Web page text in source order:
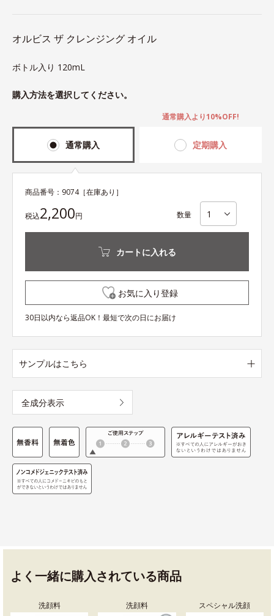
オルビス ザ クレンジング オイル
ボトル入り 120mL
購入方法を選択してください。
通常購入 定期購入
通常購入より10%OFF!
商品番号： 9074［在庫あり］
税込2,200円 数量
カートに入れる
お気に入り登録
30日以内なら返品OK！最短で次の日にお届け
サンプルはこちら
全成分表示
よく一緒に購入されている商品
洗顔料 洗顔料 スペシャル洗顔